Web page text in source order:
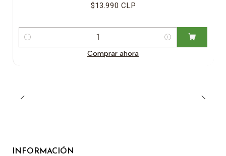
$13.990 CLP
Cantidad
Comprar ahora
INFORMACIÓN